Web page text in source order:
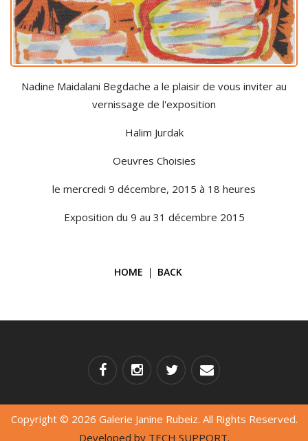
Nadine Maidalani Begdache a le plaisir de vous inviter au
vernissage de l'exposition
Halim Jurdak
Oeuvres Choisies
le mercredi 9 décembre, 2015 à 18 heures
Exposition du 9 au 31 décembre 2015
HOME BACK
Copyright © 2026 Galerie Janine Rubeiz. All Rights Reserved.
Developed by TECH SUPPORT.